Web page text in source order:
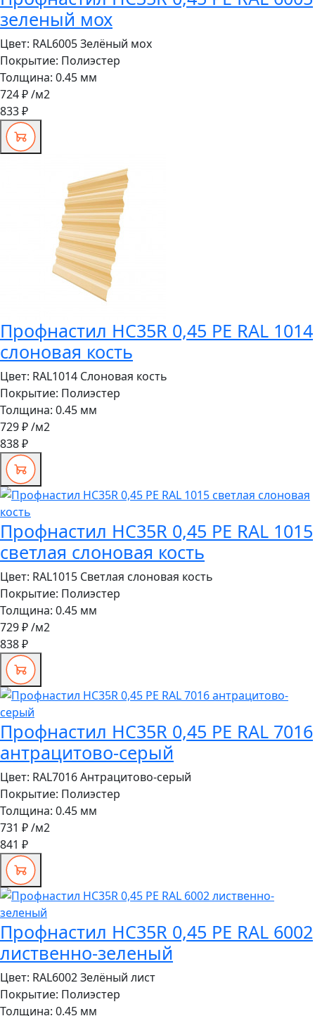
зеленый мох
Цвет: RAL6005 Зелёный мох
Покрытие: Полиэстер
Толщина: 0.45 мм
724 ₽/м2
833 ₽
Профнастил HC35R 0,45 PE RAL 1014
слоновая кость
Цвет: RAL1014 Слоновая кость
Покрытие: Полиэстер
Толщина: 0.45 мм
729 ₽/м2
838 ₽
Профнастил HC35R 0,45 PE RAL 1015
светлая слоновая кость
Цвет: RAL1015 Светлая слоновая кость
Покрытие: Полиэстер
Толщина: 0.45 мм
729 ₽/м2
838 ₽
Профнастил HC35R 0,45 PE RAL 7016
антрацитово-серый
Цвет: RAL7016 Антрацитово-серый
Покрытие: Полиэстер
Толщина: 0.45 мм
731 ₽/м2
841 ₽
Профнастил HC35R 0,45 PE RAL 6002
лиственно-зеленый
Цвет: RAL6002 Зелёный лист
Покрытие: Полиэстер
Толщина: 0.45 мм